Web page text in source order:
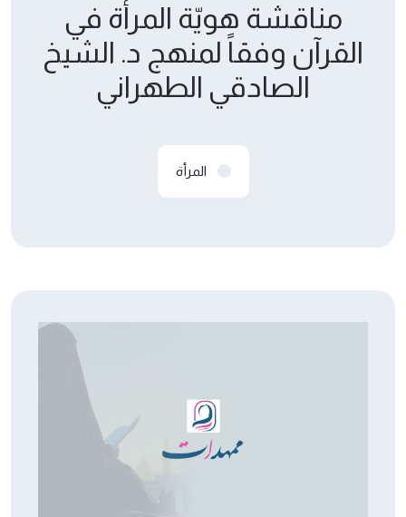
مناقشة هويّة المرأة في
القرآن وفقاً لمنهج د. الشيخ
الصادقي الطهراني
المرأة